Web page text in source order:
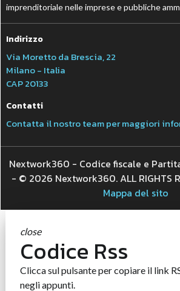
imprenditoriale nelle imprese e pubbliche
Indirizzo
Via Moretto da Brescia, 22
Milano - Italia
CAP 20133
Contatti
Contatta il nostro team per maggiori
Nextwork360 - Codice fiscale e
- © 2026 Nextwork360. ALL RIGHTS
Mappa del sito
close
Codice Rss
Clicca sul pulsante per copiare il link
negli appunti.